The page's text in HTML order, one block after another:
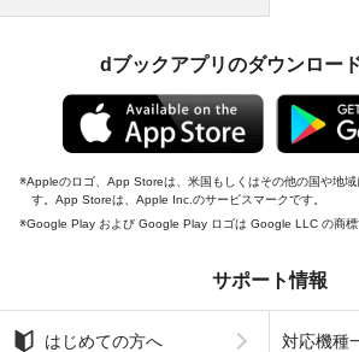
dブックアプリのダウンロー
Appleのロゴ、App Storeは、米国もしくはその他の国や地
す。App Storeは、Apple Inc.のサービスマークです。
Google Play および Google Play ロゴは Google LLC の商標
サポート情報
はじめての方へ 対応機種